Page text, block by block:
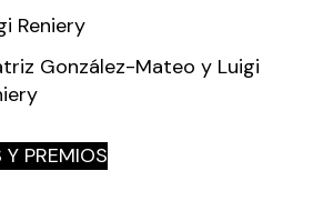
Reniery
González-Mateo y Luigi
PREMIOS